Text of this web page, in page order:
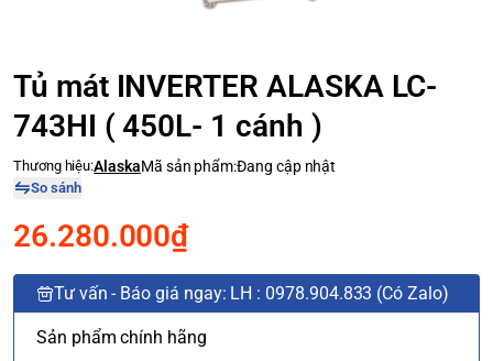
Tủ mát INVERTER ALASKA LC-
743HI ( 450L- 1 cánh )
Thương hiệu:AlaskaMã sản phẩm:Đang cập nhật
So sánh
26.280.000₫
Tư vấn - Báo giá ngay: LH : 0978.904.833 (Có Zalo)
Sản phẩm chính hãng